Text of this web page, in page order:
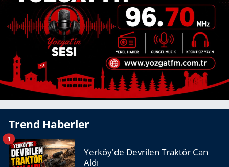
Trend Haberler
Yerköy'de Devrilen Traktör Can
Aldı
1